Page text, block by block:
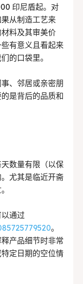
印尼盾起。对
从制造工艺来
料及其审美价
有意义且看起来
的口袋里。
、邻居或亲密朋
是背后的品质和
数量有限（以保
尤其是临近开斋
通过
。
产品细节时非常
定日期的空位情